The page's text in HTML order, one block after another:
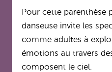
Pour cette parenthèse
danseuse invite les
comme adultes à
émotions au travers
composent le ciel.